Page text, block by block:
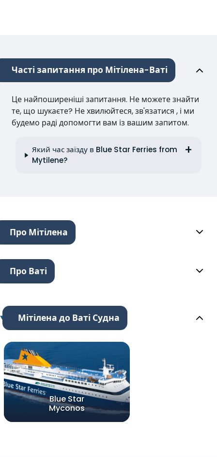
Часті запитання про Мітілена-Ваті
Це найпоширеніші запитання. Не можете знайти
те, що шукаєте? Не хвилюйтеся, зв'язатися , і ми
будемо раді допомогти вам із вашим запитом.
Який час заїзду в Blue Star Ferries from
Mytilene?
Про Мітілена
Про Ваті
Мітілена до Ваті Судна
Blue Star
Myconos